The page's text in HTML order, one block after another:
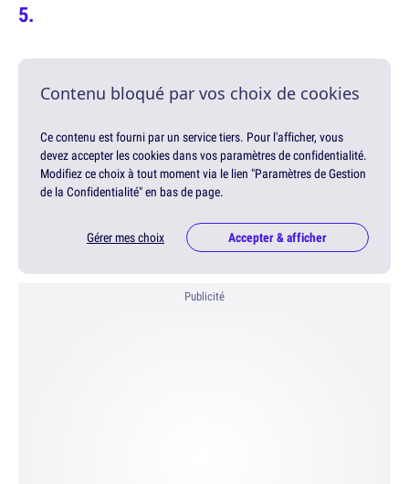
Contenu bloqué par vos choix de cookies
Ce contenu est fourni par un service tiers. Pour l'afficher, vous
devez accepter les cookies dans vos paramètres de confidentialité.
Modifiez ce choix à tout moment via le lien "Paramètres de Gestion
de la Confidentialité" en bas de page.
Gérer mes choix Accepter & afficher
Publicité